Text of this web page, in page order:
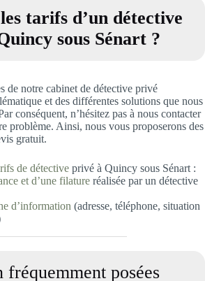
tarifs d’un détective
sous Sénart ?
de notre cabinet de détective privé
et des différentes solutions que nous
conséquent, n’hésitez pas à nous contacter
problème. Ainsi, nous vous proposerons des
gratuit.
de détective privé à Quincy sous Sénart :
et d’une filature réalisée par un détective
d’information (adresse, téléphone, situation
fréquemment posées